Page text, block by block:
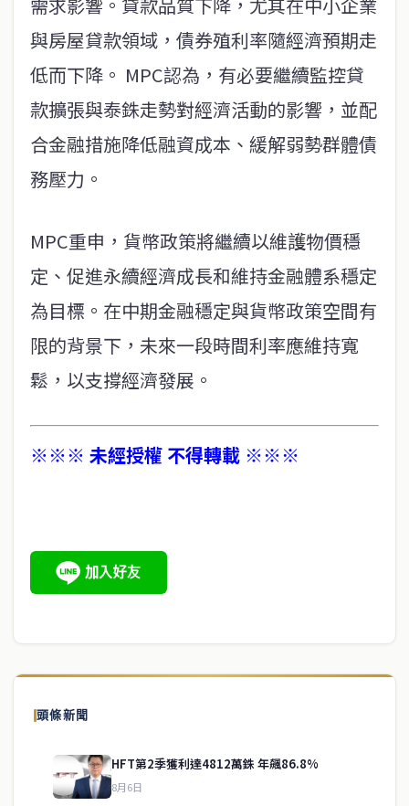
與房屋貸款領域，債券殖利率隨經濟預期走
低而下降。 MPC認為，有必要繼續監控貸
款擴張與泰銖走勢對經濟活動的影響，並配
合金融措施降低融資成本、緩解弱勢群體債
務壓力。
MPC重申，貨幣政策將繼續以維護物價穩
定、促進永續經濟成長和維持金融體系穩定
為目標。在中期金融穩定與貨幣政策空間有
限的背景下，未來一段時間利率應維持寬
鬆，以支撐經濟發展。
※※※ 未經授權 不得轉載 ※※※
頭條新聞
HFT第2季獲利達4812萬銖 年飆86.8%
8月6日